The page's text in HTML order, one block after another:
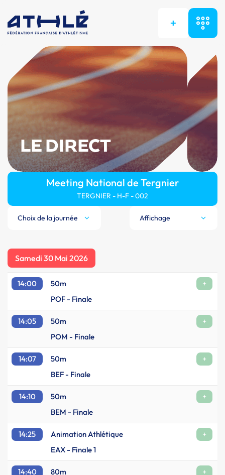
+
LE DIRECT
Meeting National de Tergnier
TERGNIER - H-F - 002
Choix de la journée Affichage
Samedi 30 Mai 2026
14:00 50m
+
POF - Finale
14:05 50m
+
POM - Finale
14:07 50m
+
BEF - Finale
14:10 50m
+
BEM - Finale
14:25 Animation Athlétique
+
EAX - Finale 1
14:40 80m
+